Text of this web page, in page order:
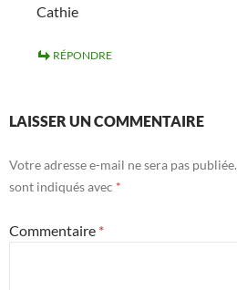
Cathie
RÉPONDRE
LAISSER UN COMMENTAIRE
Votre adresse e-mail ne sera pas publiée.
sont indiqués avec *
Commentaire *